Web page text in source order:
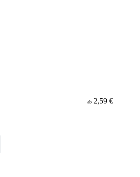
ab 2,59 €